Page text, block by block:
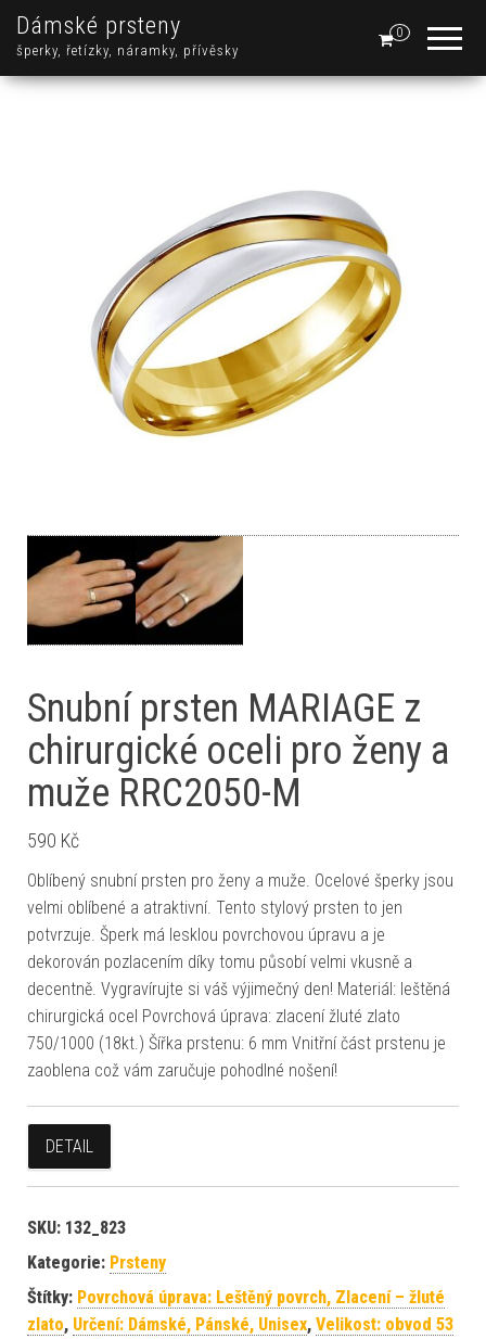
Dámské prsteny
šperky, řetízky, náramky, přívěsky
0
Snubní prsten MARIAGE z
chirurgické oceli pro ženy a
muže RRC2050-M
590 Kč
Oblíbený snubní prsten pro ženy a muže. Ocelové šperky jsou
velmi oblíbené a atraktivní. Tento stylový prsten to jen
potvrzuje. Šperk má lesklou povrchovou úpravu a je
dekorován pozlacením díky tomu působí velmi vkusně a
decentně. Vygravírujte si váš výjimečný den! Materiál: leštěná
chirurgická ocel Povrchová úprava: zlacení žluté zlato
750/1000 (18kt.) Šířka prstenu: 6 mm Vnitřní část prstenu je
zaoblena což vám zaručuje pohodlné nošení!
DETAIL
SKU: 132_823
Kategorie: Prsteny
Štítky: Povrchová úprava: Leštěný povrch, Zlacení – žluté
zlato, Určení: Dámské, Pánské, Unisex, Velikost: obvod 53